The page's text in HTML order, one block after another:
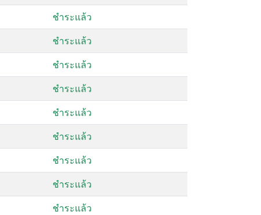
ชำระแล้ว
ชำระแล้ว
ชำระแล้ว
ชำระแล้ว
ชำระแล้ว
ชำระแล้ว
ชำระแล้ว
ชำระแล้ว
ชำระแล้ว